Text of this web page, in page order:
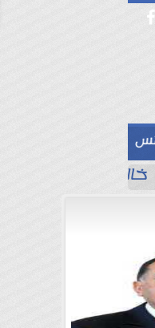

خالد الغندور يطلب